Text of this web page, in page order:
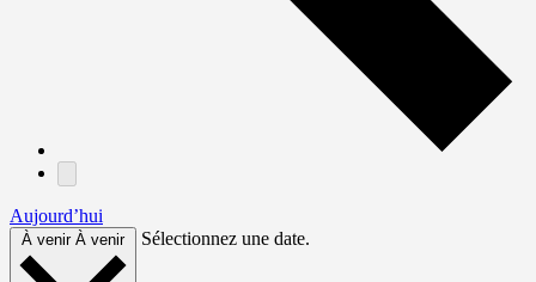
Aujourd’hui
À venir À venir Sélectionnez une date.